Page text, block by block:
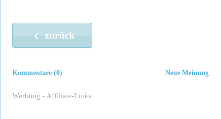
zurück
Neue Meinung
Kommentare (0)
Werbung - Affiliate-Links